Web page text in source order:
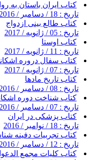
کتاب ایران باستان به
تاریخ : 18 / دسامبر / 2016
کتاب طالع بینی ازدواج
تاریخ : 05 / ژانویه / 2017
کتاب اوستا
تاریخ : 11 / ژانویه / 2017
کتاب سفال دروره
تاریخ : 07 / ژانویه / 2017
کتاب تاریخ مادها
تاریخ : 08 / دسامبر / 2016
کتاب شناخت دوره
تاریخ : 07 / دسامبر / 2016
کتاب پزشکی در ایران
تاریخ : 18 / نوامبر / 2016
کتاب تجربیات دفینه
تاریخ : 12 / دسامبر / 2016
کتاب کلیات مجمع